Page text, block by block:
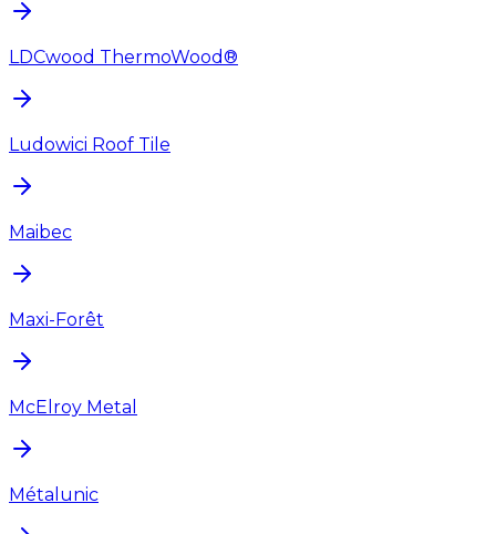
LDCwood ThermoWood®
Ludowici Roof Tile
Maibec
Maxi-Forêt
McElroy Metal
Métalunic